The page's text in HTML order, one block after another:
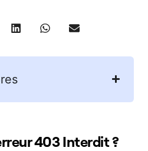
403 Interdit ?